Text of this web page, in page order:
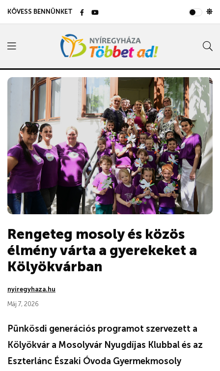
KÖVESS BENNÜNKET
Rengeteg mosoly és közös
élmény várta a gyerekeket a
Kölyökvárban
nyiregyhaza.hu
Máj 7, 2026
Pünkösdi generációs programot szervezett a
Kölyökvár a Mosolyvár Nyugdíjas Klubbal és az
Eszterlánc Északi Óvoda Gyermekmosoly